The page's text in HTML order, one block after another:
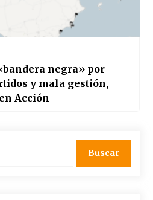
negra» por
y mala gestión,
Acción